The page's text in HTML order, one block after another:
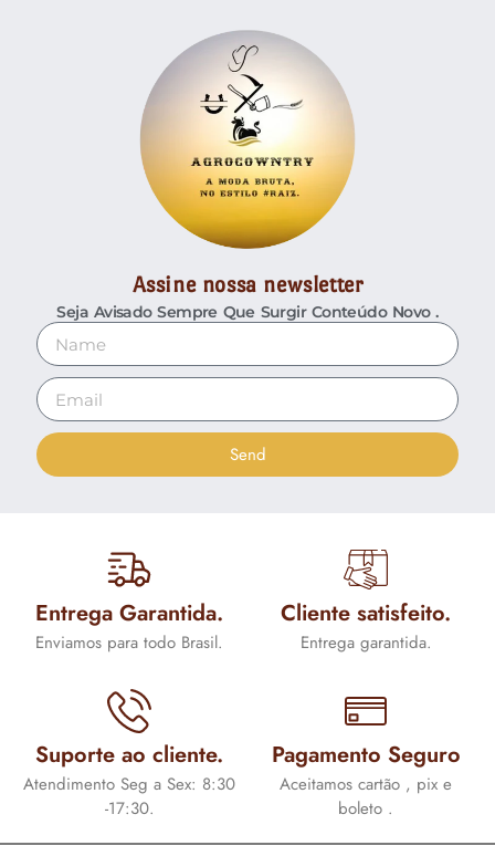
Assine nossa newsletter
Seja Avisado Sempre Que Surgir Conteúdo Novo .
Send
Entrega Garantida.
Enviamos para todo Brasil.
Cliente satisfeito.
Entrega garantida.
Suporte ao cliente.
Atendimento Seg a Sex: 8:30
-17:30.
Pagamento Seguro
Aceitamos cartão , pix e
boleto .